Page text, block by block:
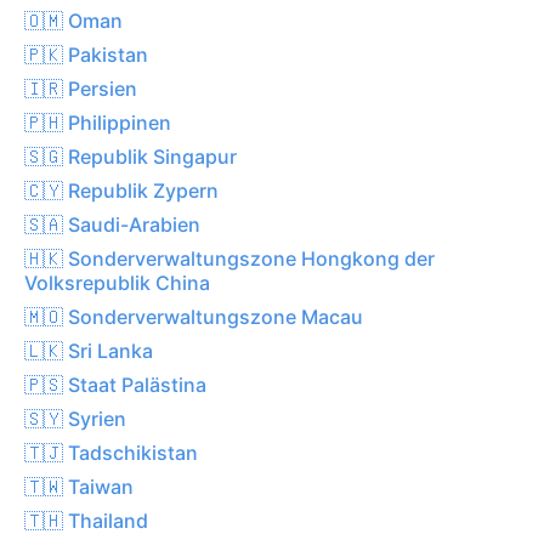
🇴🇲 Oman
🇵🇰 Pakistan
🇮🇷 Persien
🇵🇭 Philippinen
🇸🇬 Republik Singapur
🇨🇾 Republik Zypern
🇸🇦 Saudi-Arabien
🇭🇰 Sonderverwaltungszone Hongkong der
Volksrepublik China
🇲🇴 Sonderverwaltungszone Macau
🇱🇰 Sri Lanka
🇵🇸 Staat Palästina
🇸🇾 Syrien
🇹🇯 Tadschikistan
🇹🇼 Taiwan
🇹🇭 Thailand